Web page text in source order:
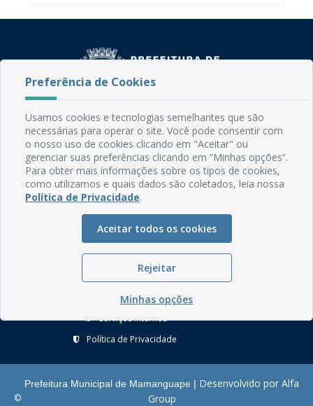
Rua do Imperador, 78, Centro
CEP: 58.280-000 - Mamanguape/PB
Fone: (83) 3292-2246
Email: comunicacao@mamanguape.pb.gov.br
Expediente: Segunda à Sexta, das 08h às 13h
Mapa do Site
Perguntas frequentes
Manual de Navegação
Glossário
Ouvidoria
Serviços Internos
Política de Privacidade
©
Prefeitura Municipal de Mamanguape | Desenvolvido por Alfa
Group
Preferência de Cookies
Usamos cookies e tecnologias semelhantes que são
necessárias para operar o site. Você pode consentir com
o nosso uso de cookies clicando em "Aceitar" ou
gerenciar suas preferências clicando em “Minhas opções”.
Para obter mais informações sobre os tipos de cookies,
como utilizamos e quais dados são coletados, leia nossa
Política de Privacidade.
Aceitar todos os cookies
Rejeitar
Minhas opções